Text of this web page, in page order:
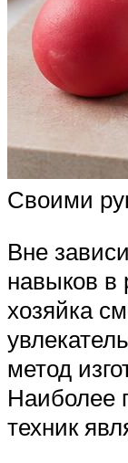
Своими
Вне
навыков в
хозяйка
метод
Наиболее
техник